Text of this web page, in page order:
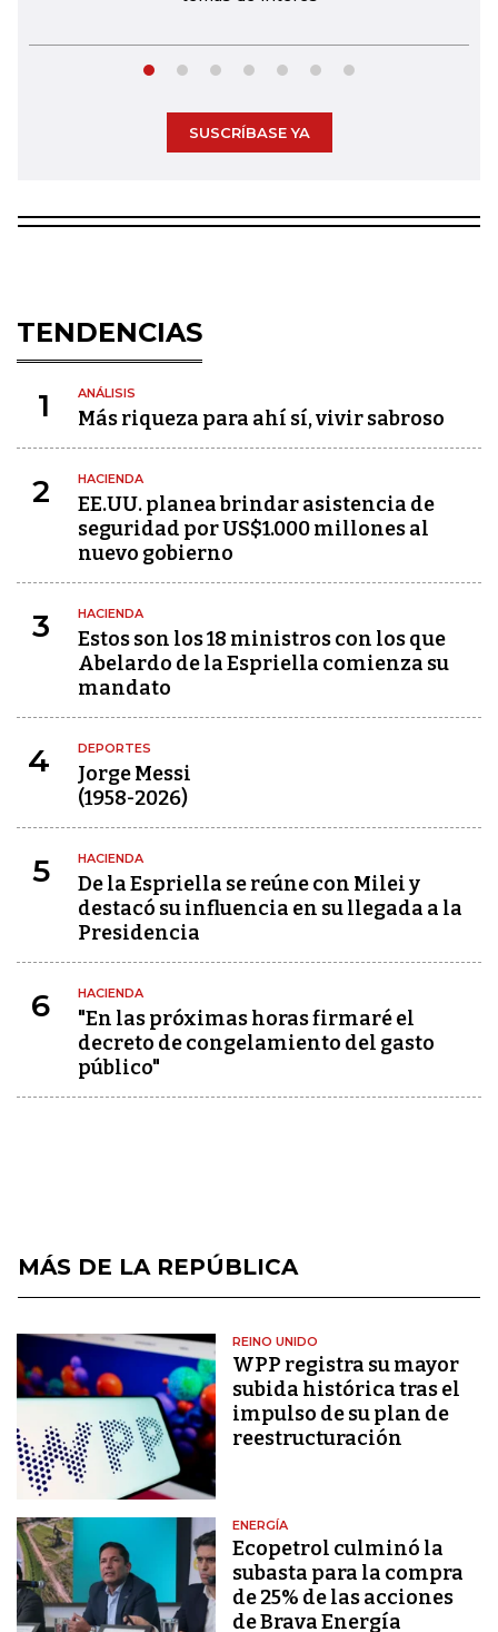
SUSCRÍBASE YA
TENDENCIAS
1 ANÁLISIS
Más riqueza para ahí sí, vivir sabroso
2 HACIENDA
EE.UU. planea brindar asistencia de
seguridad por US$1.000 millones al
nuevo gobierno
3 HACIENDA
Estos son los 18 ministros con los que
Abelardo de la Espriella comienza su
mandato
4 DEPORTES
Jorge Messi
(1958-2026)
5 HACIENDA
De la Espriella se reúne con Milei y
destacó su influencia en su llegada a la
Presidencia
6 HACIENDA
"En las próximas horas firmaré el
decreto de congelamiento del gasto
público"
MÁS DE LA REPÚBLICA
REINO UNIDO
WPP registra su mayor
subida histórica tras el
impulso de su plan de
reestructuración
ENERGÍA
Ecopetrol culminó la
subasta para la compra
de 25% de las acciones
de Brava Energía